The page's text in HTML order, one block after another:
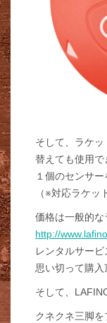
そして、ラケ
替えても使用で
１個のセンサ
（※対応ラケッ
価格は一般的な
http://
レンタルサービ
思い切って購入
そして、
クネクネ三脚を